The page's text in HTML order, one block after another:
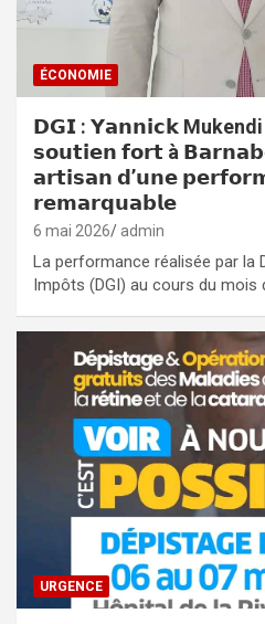
ÉCONOMIE
𝗗𝗚𝗜 : 𝗬𝗮𝗻𝗻𝗶𝗰𝗸
𝘀𝗼𝘂𝘁𝗶𝗲𝗻 𝗳𝗼𝗿𝘁 à
𝗮𝗿𝘁𝗶𝘀𝗮𝗻 𝗱’𝘂𝗻𝗲
𝗿𝗲𝗺𝗮𝗿𝗾𝘂𝗮𝗯𝗹𝗲
6 mai 2026 admin
La performance réalisée par la
Impôts (DGI) au cours du mois
URGENCE